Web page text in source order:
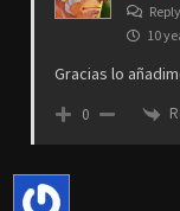
10
Gracias lo
0